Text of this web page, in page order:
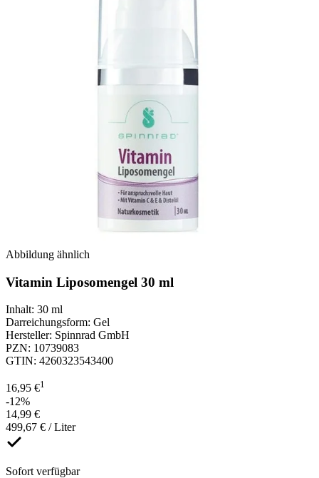
Abbildung ähnlich
Vitamin Liposomengel 30 ml
Inhalt: 30 ml
Darreichungsform: Gel
Hersteller: Spinnrad GmbH
PZN: 10739083
GTIN: 4260323543400
16,95 €1
-12%
14,99 €
499,67 € / Liter
Sofort verfügbar